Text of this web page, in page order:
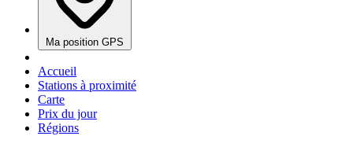
Ma position GPS
Accueil
Stations à proximité
Carte
Prix du jour
Régions